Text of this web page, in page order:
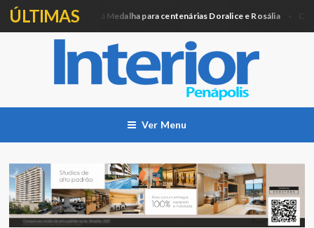
ÚLTIMAS
Câmara entregará Medalha para centenárias Doralice e Rosália Cidade
Ver Menu